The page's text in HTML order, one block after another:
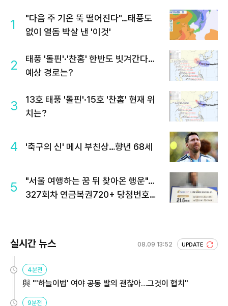
1
"다음 주 기온 뚝 떨어진다"…태풍도
없이 열돔 박살 낸 '이것'
2
태풍 '돌핀'·'찬홈' 한반도 빗겨간다…
예상 경로는?
3
13호 태풍 '돌핀'·15호 '찬홈' 현재 위
치는?
4 '축구의 신' 메시 부친상…향년 68세
5
"서울 여행하는 꿈 뒤 찾아온 행운"…
327회차 연금복권720+ 당첨번호조
실시간 뉴스 08.09 13:52 UPDATE
4분전
與 "'하늘이법' 여야 공동 발의 괜찮아…그것이 협치"
9분전